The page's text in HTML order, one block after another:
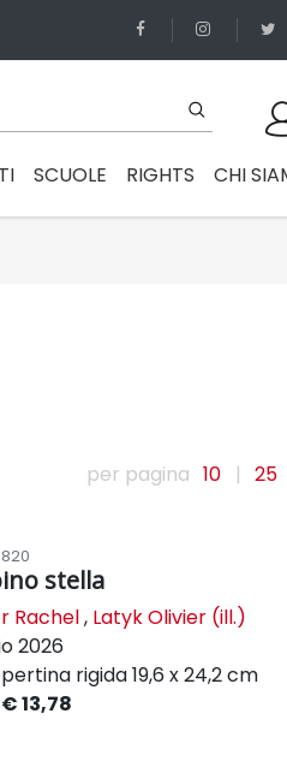
SCUOLE RIGHTS CHI
per pagina 10 | 25
stella
Rachel, Latyk Olivier (ill.)
2026
rigida19,6 x 24,2 cm
€ 13,78